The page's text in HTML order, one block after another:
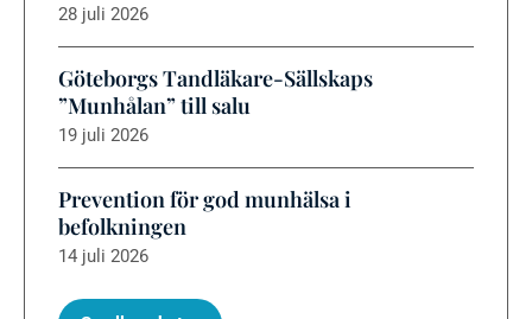
28 juli 2026
Göteborgs Tandläkare-Sällskaps
”Munhålan” till salu
19 juli 2026
Prevention för god munhälsa i
befolkningen
14 juli 2026